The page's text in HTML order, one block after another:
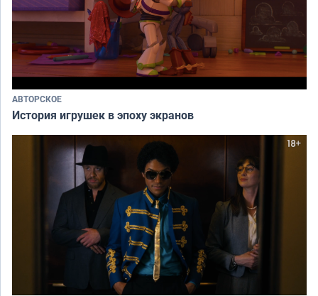
АВТОРСКОЕ
История игрушек в эпоху экранов